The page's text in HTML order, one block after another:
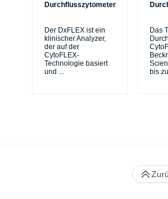
Durchflusszytometer
Der DxFLEX ist ein
klinischer Analyzer,
der auf der
CytoFLEX-
Technologie basiert
und ...
Das
bis